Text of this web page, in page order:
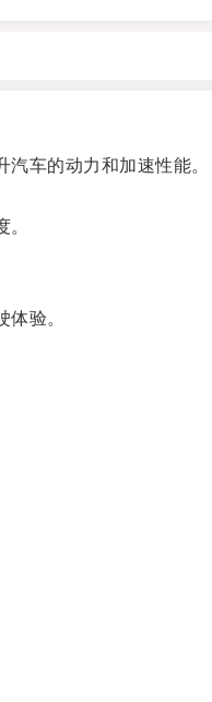
车的动力和加速性能。
验。